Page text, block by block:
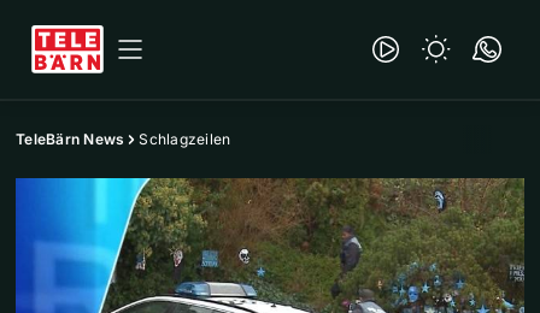
TeleBärn News Schlagzeilen